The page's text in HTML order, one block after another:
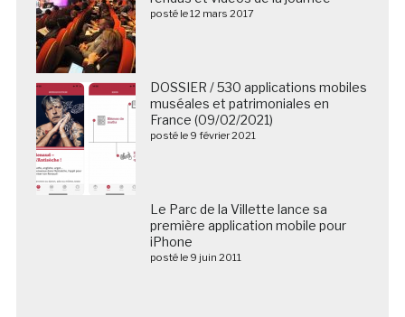
posté le 12 mars 2017
DOSSIER / 530 applications mobiles
muséales et patrimoniales en
France (09/02/2021)
posté le 9 février 2021
Le Parc de la Villette lance sa première application
mobile pour iPhone
La BNF envoie en Chine les copies